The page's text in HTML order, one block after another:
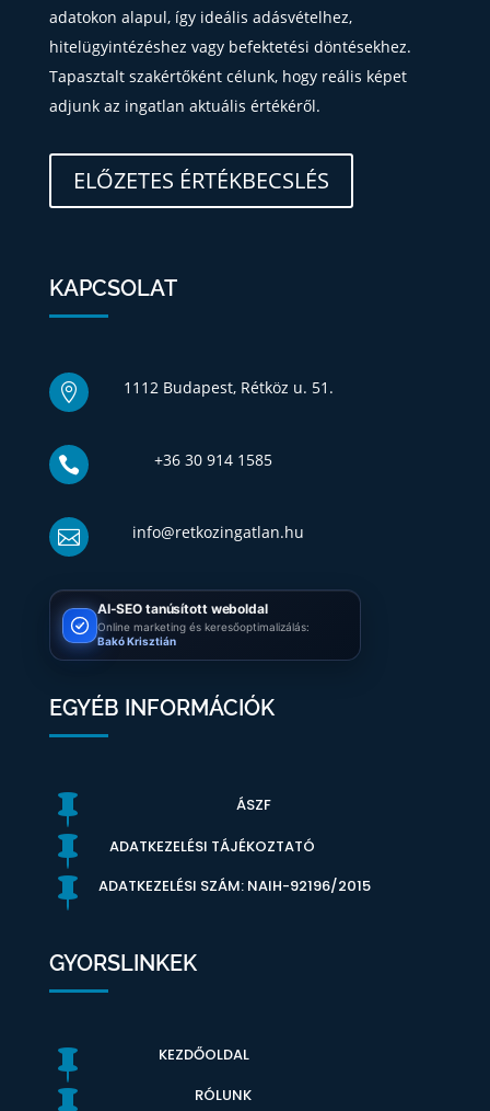
adatokon alapul, így ideális adásvételhez,
hitelügyintézéshez vagy befektetési döntésekhez.
Tapasztalt szakértőként célunk, hogy reális képet
adjunk az ingatlan aktuális értékéről.
ELŐZETES ÉRTÉKBECSLÉS
KAPCSOLAT
 1112 Budapest, Rétköz u. 51.
 +36 30 914 1585
 info@retkozingatlan.hu
AI-SEO tanúsított weboldal
Online marketing és keresőoptimalizálás:
Bakó Krisztián
EGYÉB INFORMÁCIÓK
 ÁSZF
 ADATKEZELÉSI TÁJÉKOZTATÓ
 ADATKEZELÉSI SZÁM: NAIH-92196/2015
GYORSLINKEK
 KEZDŐOLDAL
RÓLUNK